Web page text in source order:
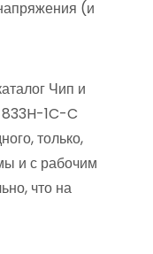
(и
Чип и
1C-C
только,
и с рабочим
что на